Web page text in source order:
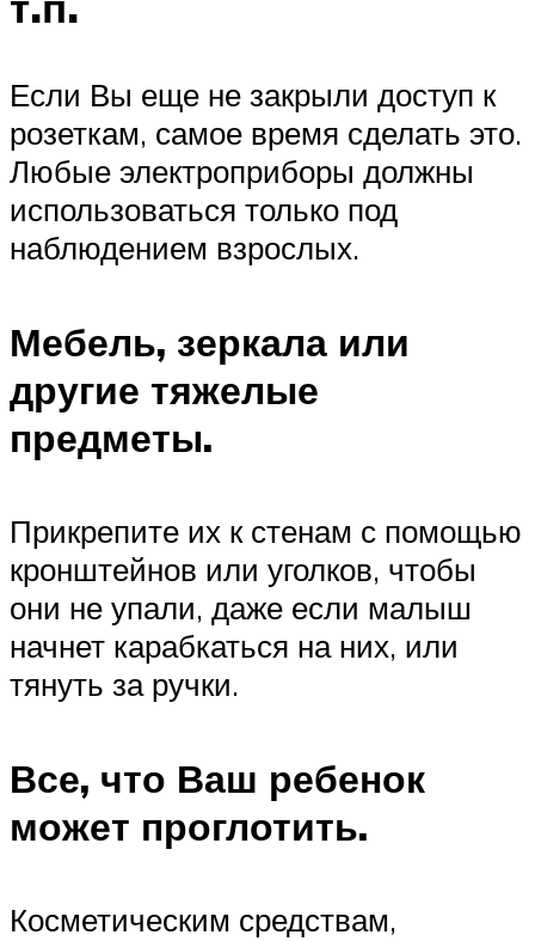
Если Вы еще не закрыли доступ к
розеткам, самое время сделать это.
Любые электроприборы должны
использоваться только под
наблюдением взрослых.
Мебель, зеркала или
другие тяжелые
предметы.
Прикрепите их к стенам с помощью
кронштейнов или уголков, чтобы
они не упали, даже если малыш
начнет карабкаться на них, или
тянуть за ручки.
Все, что Ваш ребенок
может проглотить. ​
Косметическим средствам,